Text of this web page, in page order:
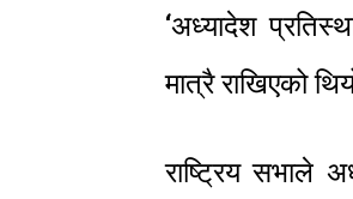
‘अध्यादेश
मात्रै राखिएको
राष्ट्रिय सभाले